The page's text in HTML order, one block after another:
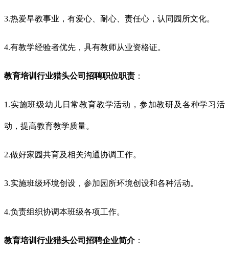
3.热爱早教事业，有爱心、耐心、责任心，认同园所文化。
4.有教学经验者优先，具有教师从业资格证。
教育培训行业猎头公司招聘职位职责 ：
1.实施班级幼儿日常教育教学活动，参加教研及各种学习活
动，提高教育教学质量。
2.做好家园共育及相关沟通协调工作。
3.实施班级环境创设，参加园所环境创设和各种活动。
4.负责组织协调本班级各项工作。
教育培训行业猎头公司招聘企业简介：